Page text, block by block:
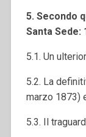
5. Secondo
Santa Sede:
5.1. Un
5.2. La
marzo 1873)
5.3. Il